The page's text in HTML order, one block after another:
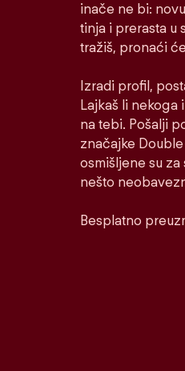
inače ne bi:
tinja i prerasta u
tražiš, pronaći
Izradi profil,
Lajkaš li nekoga
na tebi. Pošalji
značajke
osmišljene su
nešto
Besplatno